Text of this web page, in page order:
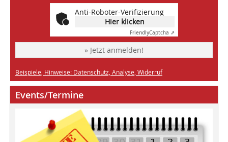
Anti-Roboter-Verifizierung
Hier klicken
FriendlyCaptcha ⇗
» Jetzt anmelden!
Beispiele, Hinweise: Datenschutz, Analyse, Widerruf
Events/Termine